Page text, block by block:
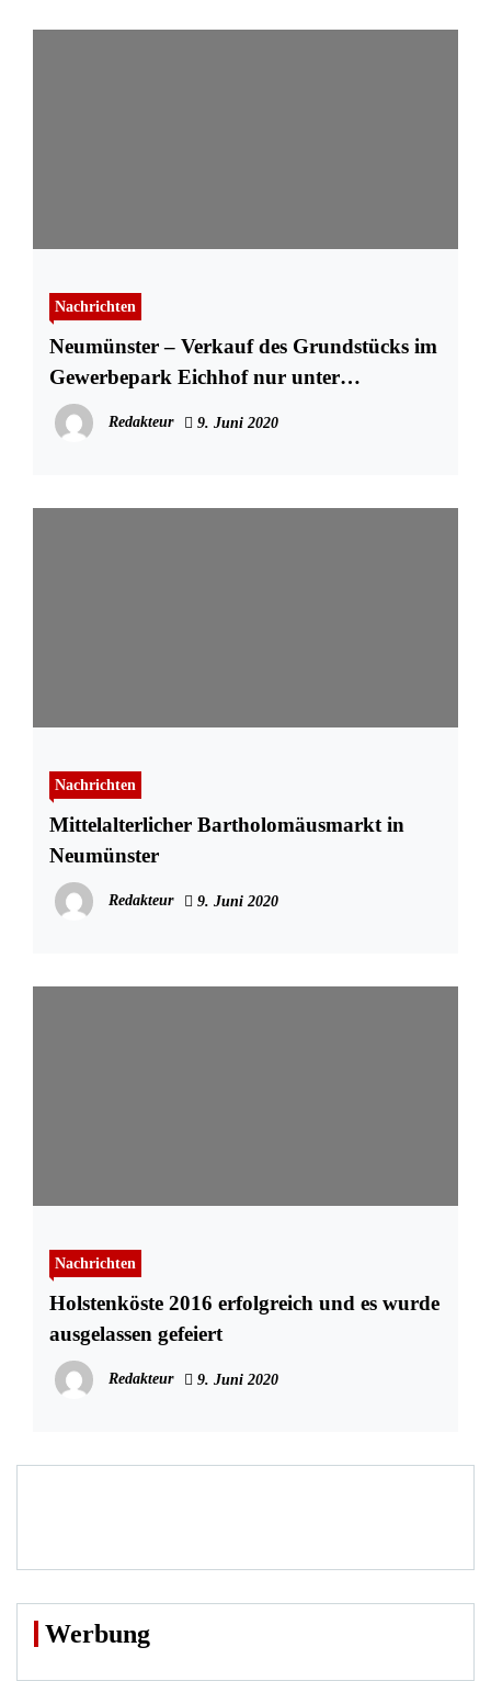
Nachrichten
Neumünster – Verkauf des Grundstücks im
Gewerbepark Eichhof nur unter
bestimmten Voraussetzungen
Redakteur 9. Juni 2020
Nachrichten
Mittelalterlicher Bartholomäusmarkt in
Neumünster
Redakteur 9. Juni 2020
Nachrichten
Holstenköste 2016 erfolgreich und es wurde
ausgelassen gefeiert
Redakteur 9. Juni 2020
Werbung